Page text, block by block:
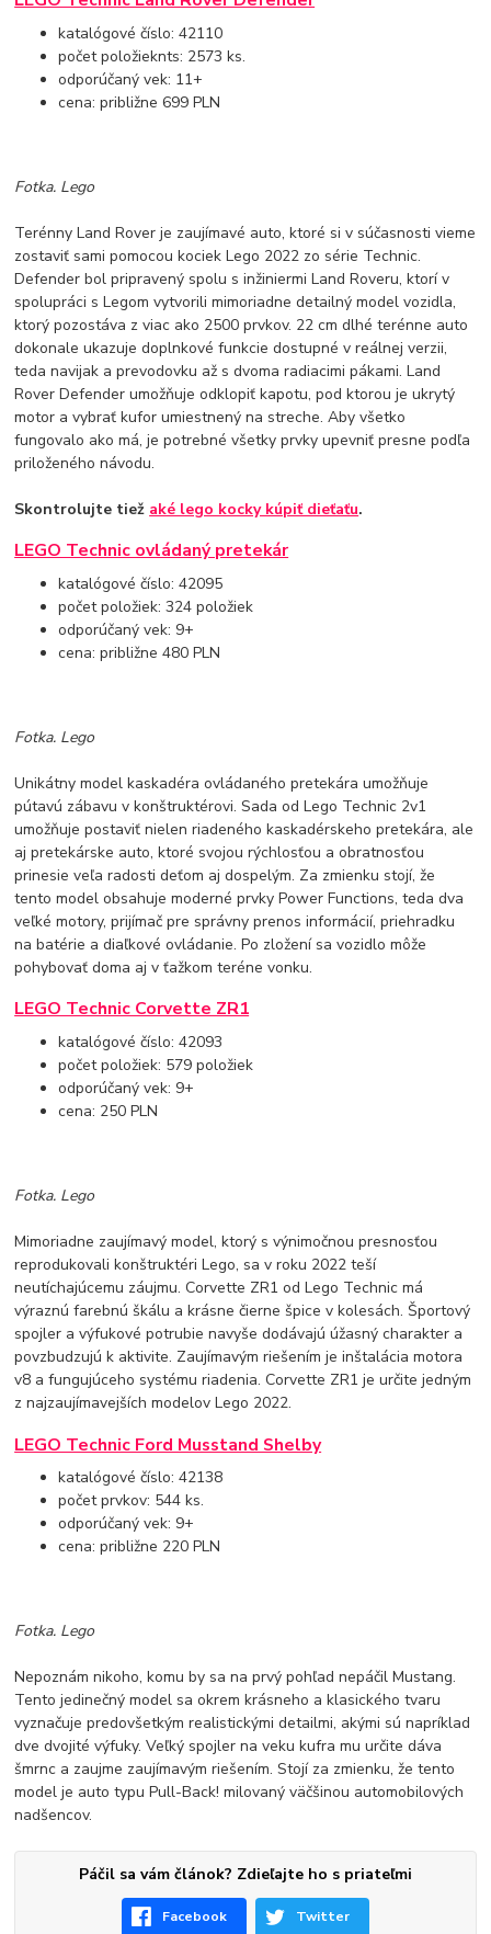
katalógové číslo: 42110
počet položieknts: 2573 ks.
odporúčaný vek: 11+
cena: približne 699 PLN
Fotka. Lego
Terénny Land Rover je zaujímavé auto, ktoré si v súčasnosti vieme
zostaviť sami pomocou kociek Lego 2022 zo série Technic.
Defender bol pripravený spolu s inžiniermi Land Roveru, ktorí v
spolupráci s Legom vytvorili mimoriadne detailný model vozidla,
ktorý pozostáva z viac ako 2500 prvkov. 22 cm dlhé terénne auto
dokonale ukazuje doplnkové funkcie dostupné v reálnej verzii,
teda navijak a prevodovku až s dvoma radiacimi pákami. Land
Rover Defender umožňuje odklopiť kapotu, pod ktorou je ukrytý
motor a vybrať kufor umiestnený na streche. Aby všetko
fungovalo ako má, je potrebné všetky prvky upevniť presne podľa
priloženého návodu.
Skontrolujte tiež aké lego kocky kúpiť dieťaťu.
LEGO Technic ovládaný pretekár
katalógové číslo: 42095
počet položiek: 324 položiek
odporúčaný vek: 9+
cena: približne 480 PLN
Fotka. Lego
Unikátny model kaskadéra ovládaného pretekára umožňuje
pútavú zábavu v konštruktérovi. Sada od Lego Technic 2v1
umožňuje postaviť nielen riadeného kaskadérskeho pretekára, ale
aj pretekárske auto, ktoré svojou rýchlosťou a obratnosťou
prinesie veľa radosti deťom aj dospelým. Za zmienku stojí, že
tento model obsahuje moderné prvky Power Functions, teda dva
veľké motory, prijímač pre správny prenos informácií, priehradku
na batérie a diaľkové ovládanie. Po zložení sa vozidlo môže
pohybovať doma aj v ťažkom teréne vonku.
LEGO Technic Corvette ZR1
katalógové číslo: 42093
počet položiek: 579 položiek
odporúčaný vek: 9+
cena: 250 PLN
Fotka. Lego
Mimoriadne zaujímavý model, ktorý s výnimočnou presnosťou
reprodukovali konštruktéri Lego, sa v roku 2022 teší
neutíchajúcemu záujmu. Corvette ZR1 od Lego Technic má
výraznú farebnú škálu a krásne čierne špice v kolesách. Športový
spojler a výfukové potrubie navyše dodávajú úžasný charakter a
povzbudzujú k aktivite. Zaujímavým riešením je inštalácia motora
v8 a fungujúceho systému riadenia. Corvette ZR1 je určite jedným
z najzaujímavejších modelov Lego 2022.
LEGO Technic Ford Musstand Shelby
katalógové číslo: 42138
počet prvkov: 544 ks.
odporúčaný vek: 9+
cena: približne 220 PLN
Fotka. Lego
Nepoznám nikoho, komu by sa na prvý pohľad nepáčil Mustang.
Tento jedinečný model sa okrem krásneho a klasického tvaru
vyznačuje predovšetkým realistickými detailmi, akými sú napríklad
dve dvojité výfuky. Veľký spojler na veku kufra mu určite dáva
šmrnc a zaujme zaujímavým riešením. Stojí za zmienku, že tento
model je auto typu Pull-Back! milovaný väčšinou automobilových
nadšencov.
Páčil sa vám článok? Zdieľajte ho s priateľmi
Facebook Twitter